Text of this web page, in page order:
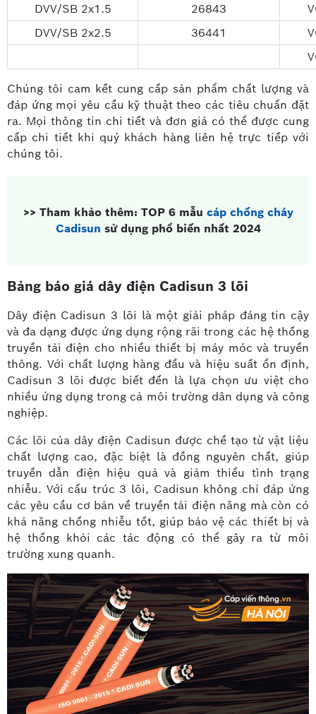
DVV/SB 2x1.5
26843
DVV/SB 2x2.5
36441
Chúng tôi cam kết cung cấp sản phẩm chất lượng và
đáp ứng mọi yêu cầu kỹ thuật theo các tiêu chuẩn đặt
ra. Mọi thông tin chi tiết và đơn giá có thể được cung
cấp chi tiết khi quý khách hàng liên hệ trực tiếp với
chúng tôi.
>> Tham khảo thêm: TOP 6 mẫu cáp chống cháy
Cadisun sử dụng phổ biến nhất 2024
Bảng báo giá dây điện Cadisun 3 lõi
Dây điện Cadisun 3 lõi là một giải pháp đáng tin cậy
và đa dạng được ứng dụng rộng rãi trong các hệ thống
truyền tải điện cho nhiều thiết bị máy móc và truyền
thông. Với chất lượng hàng đầu và hiệu suất ổn định,
Cadisun 3 lõi được biết đến là lựa chọn ưu việt cho
nhiều ứng dụng trong cả môi trường dân dụng và công
nghiệp.
Các lõi của dây điện Cadisun được chế tạo từ vật liệu
chất lượng cao, đặc biệt là đồng nguyên chất, giúp
truyền dẫn điện hiệu quả và giảm thiểu tình trạng
nhiễu. Với cấu trúc 3 lõi, Cadisun không chỉ đáp ứng
các yêu cầu cơ bản về truyền tải điện năng mà còn có
khả năng chống nhiễu tốt, giúp bảo vệ các thiết bị và
hệ thống khỏi các tác động có thể gây ra từ môi
trường xung quanh.